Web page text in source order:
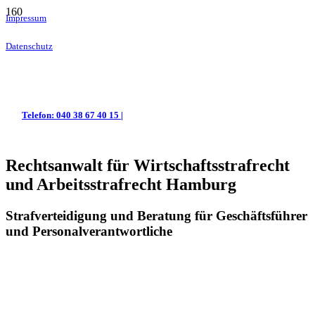
Impressum
Datenschutz
Telefon: 040 38 67 40 15 |
Rechtsanwalt für Wirtschaftsstrafrecht
und Arbeitsstrafrecht Hamburg
Strafverteidigung und Beratung für Geschäftsführer
und Personalverantwortliche